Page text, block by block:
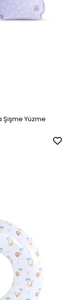
Şişme Yüzme